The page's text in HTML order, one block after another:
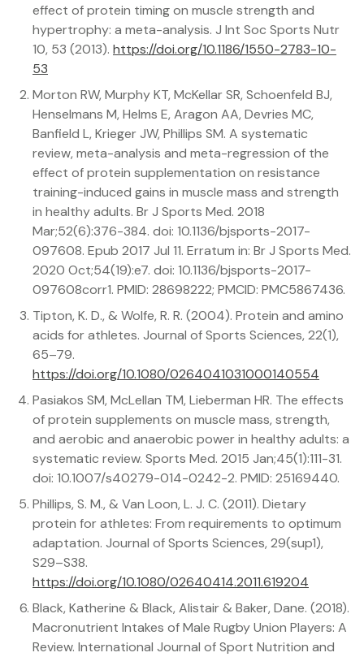
effect of protein timing on muscle strength and
hypertrophy: a meta-analysis. J Int Soc Sports Nutr
10, 53 (2013). https://doi.org/10.1186/1550-2783-10-
53
Morton RW, Murphy KT, McKellar SR, Schoenfeld BJ,
Henselmans M, Helms E, Aragon AA, Devries MC,
Banfield L, Krieger JW, Phillips SM. A systematic
review, meta-analysis and meta-regression of the
effect of protein supplementation on resistance
training-induced gains in muscle mass and strength
in healthy adults. Br J Sports Med. 2018
Mar;52(6):376-384. doi: 10.1136/bjsports-2017-
097608. Epub 2017 Jul 11. Erratum in: Br J Sports Med.
2020 Oct;54(19):e7. doi: 10.1136/bjsports-2017-
097608corr1. PMID: 28698222; PMCID: PMC5867436.
Tipton, K. D., & Wolfe, R. R. (2004). Protein and amino
acids for athletes. Journal of Sports Sciences, 22(1),
65–79.
https://doi.org/10.1080/0264041031000140554
Pasiakos SM, McLellan TM, Lieberman HR. The effects
of protein supplements on muscle mass, strength,
and aerobic and anaerobic power in healthy adults: a
systematic review. Sports Med. 2015 Jan;45(1):111-31.
doi: 10.1007/s40279-014-0242-2. PMID: 25169440.
Phillips, S. M., & Van Loon, L. J. C. (2011). Dietary
protein for athletes: From requirements to optimum
adaptation. Journal of Sports Sciences, 29(sup1),
S29–S38.
https://doi.org/10.1080/02640414.2011.619204
Black, Katherine & Black, Alistair & Baker, Dane. (2018).
Macronutrient Intakes of Male Rugby Union Players: A
Review. International Journal of Sport Nutrition and